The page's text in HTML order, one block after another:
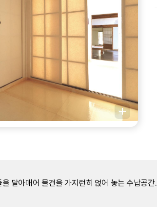
달아매어 물건을 가지런히 얹어 놓는 수납공간.